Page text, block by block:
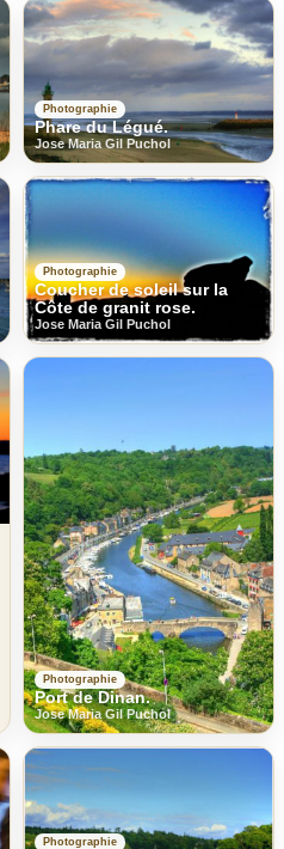
Photographie
Phare du Légué.
Jose Maria Gil Puchol
Photographie
Coucher de soleil sur la
Côte de granit rose.
Jose Maria Gil Puchol
Photographie
Port de Dinan.
Jose Maria Gil Puchol
Photographie